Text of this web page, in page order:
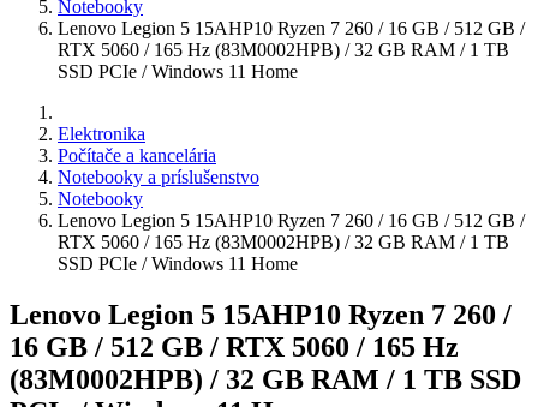
Notebooky
Lenovo Legion 5 15AHP10 Ryzen 7 260 / 16 GB / 512 GB /
RTX 5060 / 165 Hz (83M0002HPB) / 32 GB RAM / 1 TB
SSD PCIe / Windows 11 Home
Elektronika
Počítače a kancelária
Notebooky a príslušenstvo
Notebooky
Lenovo Legion 5 15AHP10 Ryzen 7 260 / 16 GB / 512 GB /
RTX 5060 / 165 Hz (83M0002HPB) / 32 GB RAM / 1 TB
SSD PCIe / Windows 11 Home
Lenovo Legion 5 15AHP10 Ryzen 7 260 /
16 GB / 512 GB / RTX 5060 / 165 Hz
(83M0002HPB) / 32 GB RAM / 1 TB SSD